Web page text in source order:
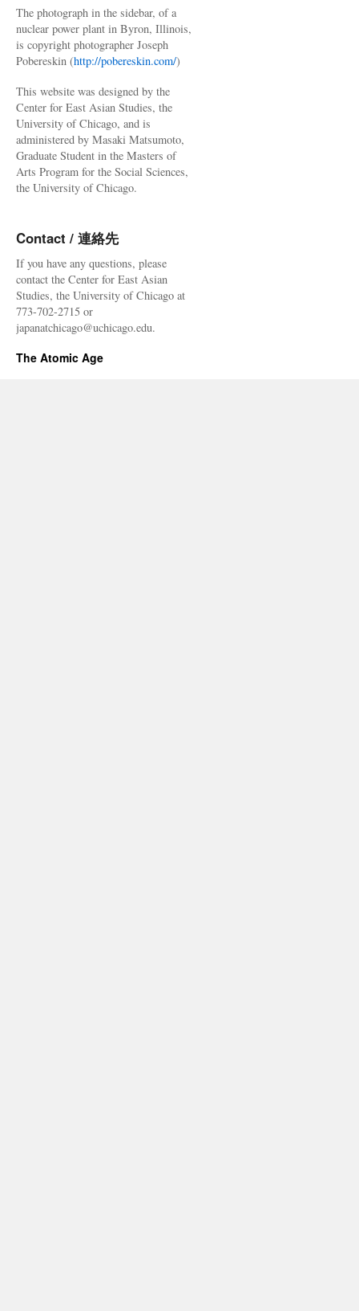
The photograph in the sidebar, of a
nuclear power plant in Byron, Illinois,
is copyright photographer Joseph
Pobereskin (http://pobereskin.com/)
This website was designed by the
Center for East Asian Studies, the
University of Chicago, and is
administered by Masaki Matsumoto,
Graduate Student in the Masters of
Arts Program for the Social Sciences,
the University of Chicago.
Contact / 連絡先
If you have any questions, please
contact the Center for East Asian
Studies, the University of Chicago at
773-702-2715 or
japanatchicago@uchicago.edu.
The Atomic Age